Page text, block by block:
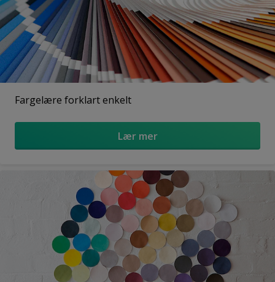
Fargelære forklart enkelt
Lær mer